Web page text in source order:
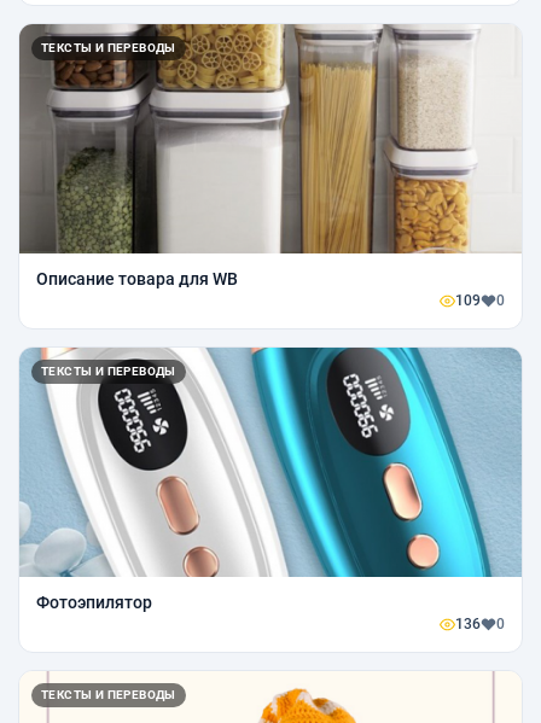
ТЕКСТЫ И ПЕРЕВОДЫ
Описание товара для WB
109 0
ТЕКСТЫ И ПЕРЕВОДЫ
Фотоэпилятор
136 0
ТЕКСТЫ И ПЕРЕВОДЫ